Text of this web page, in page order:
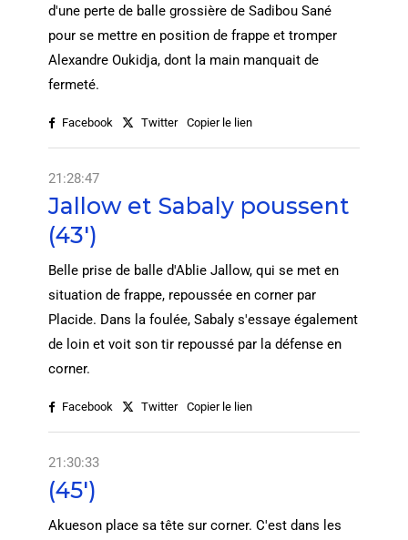
d'une perte de balle grossière de Sadibou Sané
pour se mettre en position de frappe et tromper
Alexandre Oukidja, dont la main manquait de
fermeté.
Facebook Twitter Copier le lien
21:28:47
Jallow et Sabaly poussent
(43')
Belle prise de balle d'Ablie Jallow, qui se met en
situation de frappe, repoussée en corner par
Placide. Dans la foulée, Sabaly s'essaye également
de loin et voit son tir repoussé par la défense en
corner.
Facebook Twitter Copier le lien
21:30:33
(45')
Akueson place sa tête sur corner. C'est dans les